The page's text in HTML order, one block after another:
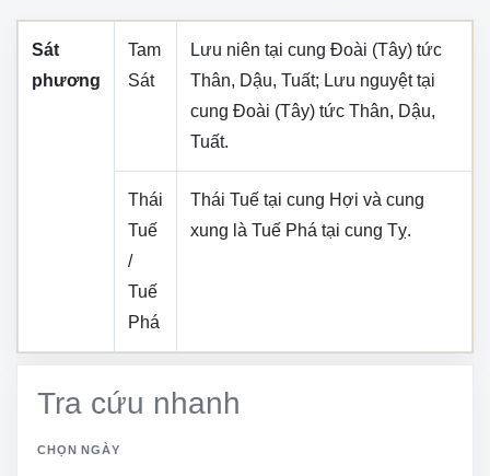
Sát
phương
Tam
Sát
Lưu niên tại cung Đoài (Tây) tức
Thân, Dậu, Tuất; Lưu nguyệt tại
cung Đoài (Tây) tức Thân, Dậu,
Tuất.
Thái
Tuế
/
Tuế
Phá
Thái Tuế tại cung Hợi và cung
xung là Tuế Phá tại cung Tỵ.
Tra cứu nhanh
CHỌN NGÀY